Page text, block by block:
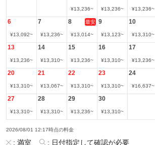
¥13,236~ ¥13,236~ ¥13,236~
6
¥13,092~
7
¥13,236~
8 最安
¥13,014~
9
¥13,123~
10
¥13,310~
13
¥13,236~
14
¥13,310~
15
¥13,236~
16
¥13,310~
17
¥13,236~
20
¥13,310~
21
¥13,067~
22
¥13,310~
23
¥13,310~
24
¥16,637~
27
¥13,310~
28
¥13,310~
29
¥13,236~
30
¥13,310~
2026/08/01 12:17時点の料金
: 満室 : 日付指定して確認が必要